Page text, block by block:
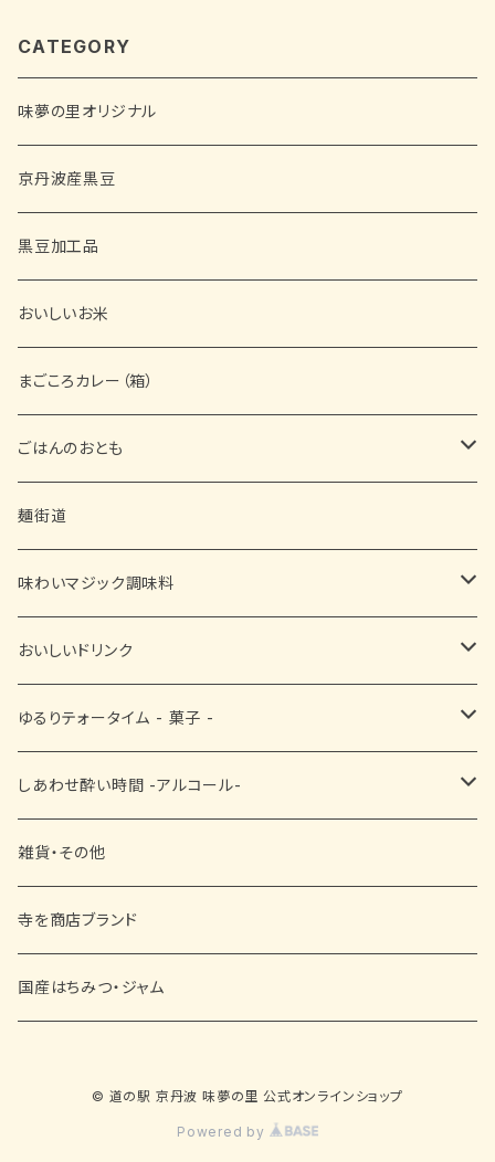
CATEGORY
味夢の里オリジナル
京丹波産黒豆
黒豆加工品
おいしいお米
まごころカレー（箱）
ごはんのおとも
缶詰
佃煮
ふりかけ
漬物
麺街道
味わいマジック調味料
■ お塩・胡椒・スパイス
■ お醤油・酢・ぽん酢
■ ドレッシング・ソース・その他
おいしいドリンク
黒豆茶
抹茶
その他
ゆるりテォータイム - 菓子 -
■ 和菓子
■ 洋菓子
■ 黒豆菓子
しあわせ酔い時間 -アルコール-
ビール
日本酒
ワイン
雑貨・その他
寺を商店ブランド
国産はちみつ・ジャム
© 道の駅 京丹波 味夢の里 公式オンラインショップ
Powered by